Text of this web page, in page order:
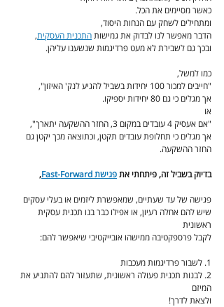
כאשר מסיימים את הכל.
ומתחילים לשחק עם הנחות היסוד,
הדבר מאפשר לנו לבדוק את גמישות התכנית העסקית,
ובכך גם לשבירת לא מעט פרדיגמות שנשענו עליהן.
כמו למשל,
"חייבים למכור 100 יחידות בשביל להגיע לנק' האיזון",
אך מגלים כי גם 80 יחידות יספיקו.
או
"אם אעסיק 4 עובדים במקום 3, החזר ההשקעה יתארך",
אך מגלים כי תחלופת עובדים תקטן, וכתוצאה מכך יקטן גם
החזר ההשקעה.
בדיוק בשביל זה, פיתחתי את פגישת Fast-Forward ,
פגישה של עד שעתיים, שמאפשרת ליזמים או בעלי עסקים
שיש להם אחלה רעיון, או אפילו כבר בנו תכנית עסקית
ראשונית
לקבל פרספקטיבה ממישהו אובייקטיבי שיאפשר להם:
1. לשבור פרדיגמות מעכבות
2. לבנות תכנית פעולה ראשונית, שתעזור להם להתניע את
המיזם
ולצאת לדרך!